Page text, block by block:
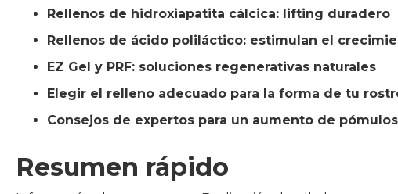
Rellenos de hidroxiapatita cálcica: lifting duradero
Rellenos de ácido poliláctico: estimulan el
EZ Gel y PRF: soluciones regenerativas naturales
Elegir el relleno adecuado para la forma de tu
Consejos de expertos para un aumento de
Resumen rápido